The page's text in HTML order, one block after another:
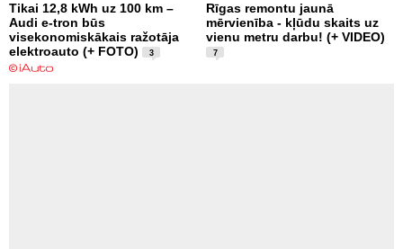
Tikai 12,8 kWh uz 100 km –
Audi e-tron būs
visekonomiskākais ražotāja
elektroauto (+ FOTO)
3
Rīgas remontu jaunā
mērvienība - kļūdu skaits uz
vienu metru darbu! (+ VIDEO)
7